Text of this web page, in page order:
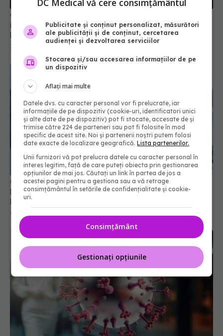
China neagă originea COVID. Dispută globală
între teoria zoonotică și ipoteza scăpării din
laborator
23 apr 2025, 22:38
COVID-19 a demonstrat că descoperirile
biomedicale nu sunt suficiente pentru a elimina o
boală
05 mar 2025, 21:11
DC Medical vă cere consimțământul
Publicitate și conținut personalizat, măsurători
ale publicității și de conținut, cercetarea
audienței și dezvoltarea serviciilor
Stocarea și/sau accesarea informațiilor de pe
un dispozitiv
Aflați mai multe
Datele dvs. cu caracter personal vor fi prelucrate, iar
informațiile de pe dispozitiv (cookie-uri, identificatori unici
și alte date de pe dispozitiv) pot fi stocate, accesate de și
trimise către 224 de parteneri sau pot fi folosite în mod
specific de acest site. Noi și partenerii noștri putem folosi
date exacte de localizare geografică.Lista partenerilor.
Unii furnizori vă pot prelucra datele cu caracter personal în
interes legitim, față de care puteți obiecta prin gestionarea
opțiunilor de mai jos. Căutați un link în partea de jos a
acestei pagini pentru a gestiona sau a vă retrage
consimțământul în setările de confidențialitate și cookie-
uri.
Consimțământ
Gestionați opțiunile